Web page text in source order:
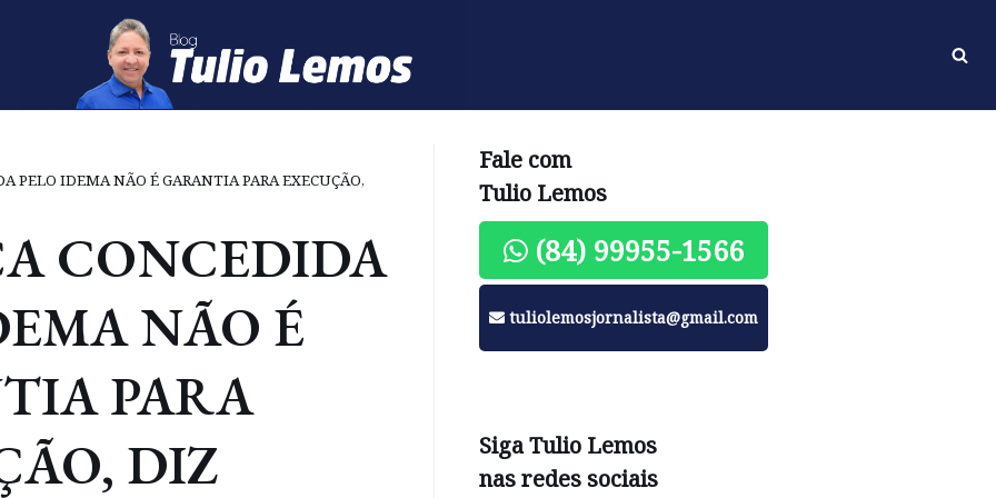
PELO IDEMA NÃO É GARANTIA PARA EXECUÇÃO,
CONCEDIDA
NÃO É
PARA
DIZ
Fale com
Tulio Lemos
(84) 99955-1566
tuliolemosjornalista@gmail.com
Siga Tulio Lemos
nas redes sociais